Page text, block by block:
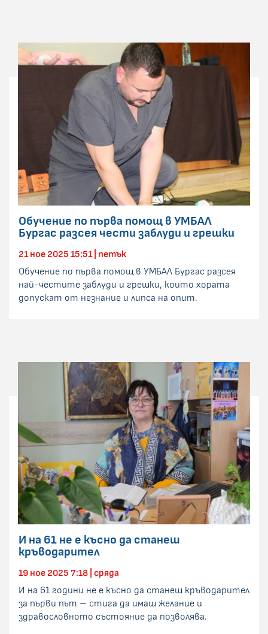
Обучение по първа помощ в УМБАЛ
Бургас разсея чести заблуди и грешки
21 ное 2025 15:51 | петък
Обучение по първа помощ в УМБАЛ Бургас разсея
най-честите заблуди и грешки, които хората
допускат от незнание и липса на опит.
И на 61 не е късно да станеш
кръводарител
19 ное 2025 7:18 | сряда
И на 61 години не е късно да станеш кръводарител
за първи път – стига да имаш желание и
здравословното състояние да позволява.